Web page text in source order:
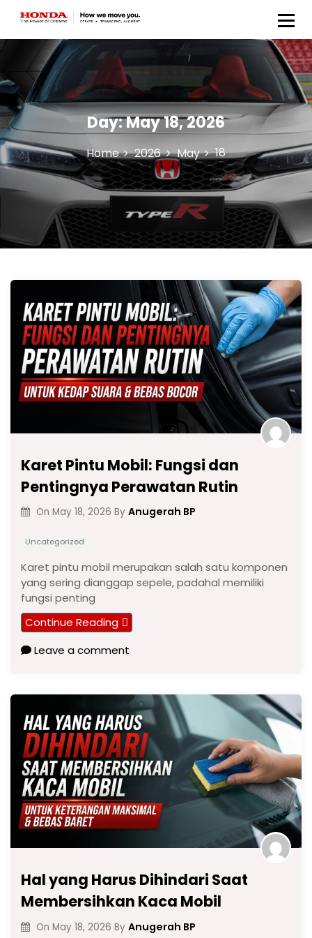
Honda Anugerah Body &
Paint
Day:May 18, 2026
Home 2026 May 18
Karet Pintu Mobil: Fungsi dan
Pentingnya Perawatan Rutin
On May 18, 2026 By Anugerah BP
Uncategorized
Karet pintu mobil merupakan salah satu komponen
yang sering dianggap sepele, padahal memiliki
fungsi penting
Continue Reading
Leave a comment
Hal yang Harus Dihindari Saat
Membersihkan Kaca Mobil
On May 18, 2026 By Anugerah BP